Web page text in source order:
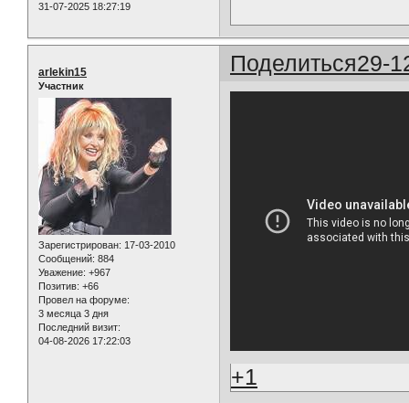
31-07-2025 18:27:19
Поделиться29-
arlekin15
Участник
Зарегистрирован: 17-03-2010
Сообщений: 884
Уважение: +967
Позитив: +66
Провел на форуме:
3 месяца 3 дня
Последний визит:
04-08-2026 17:22:03
+1